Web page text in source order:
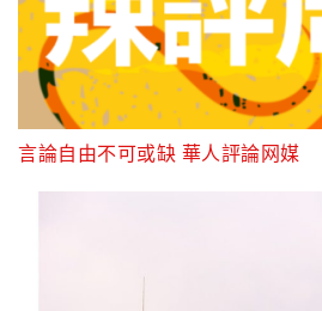
言論自由不可或缺 華人評論网媒